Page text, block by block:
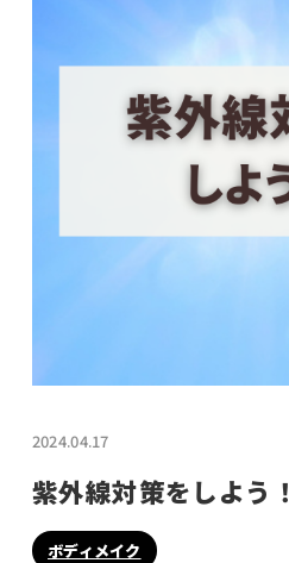
2024.04.17
紫外線対策をしよう！
ボディメイク